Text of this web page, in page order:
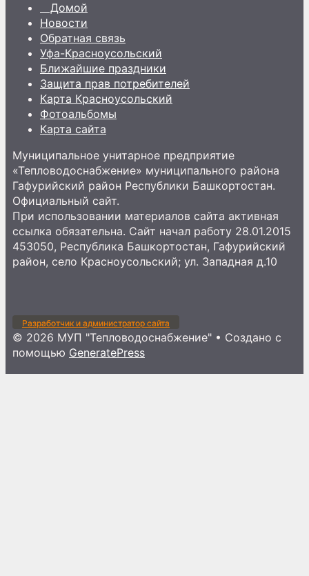
Домой
Новости
Обратная связь
Уфа-Красноусольский
Ближайшие праздники
Защита прав потребителей
Карта Красноусольский
Фотоальбомы
Карта сайта
Муниципальное унитарное предприятие
«Тепловодоснабжение» муниципального района
Гафурийский район Республики Башкортостан.
Официальный сайт.
При использовании материалов сайта активная
ссылка обязательна. Сайт начал работу 28.01.2015
453050, Республика Башкортостан, Гафурийский
район, село Красноусольский; ул. Западная д.10
Разработчик и администратор сайта
© 2026 МУП "Тепловодоснабжение" • Создано с
помощью GeneratePress